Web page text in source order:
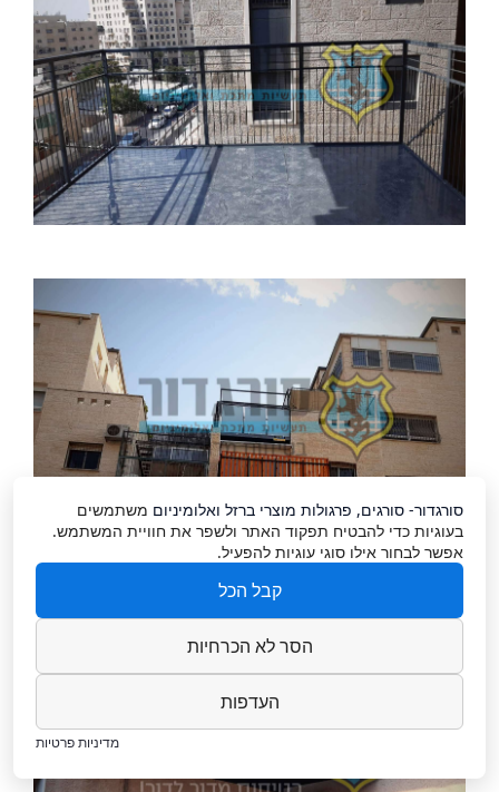
סורגדור- סורגים, פרגולות מוצרי ברזל ואלומיניום משתמשים
בעוגיות כדי להבטיח תפקוד האתר ולשפר את חוויית המשתמש.
אפשר לבחור אילו סוגי עוגיות להפעיל.
קבל הכל
הסר לא הכרחיות
העדפות
מדיניות פרטיות